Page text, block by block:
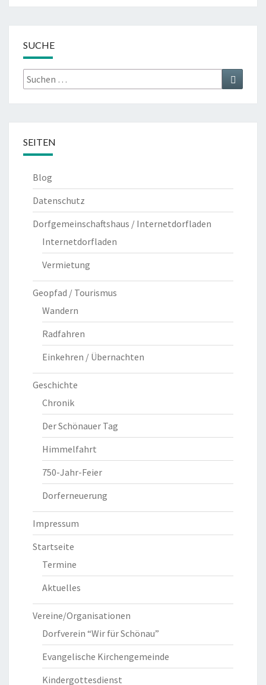
SUCHE
Suche
nach:
SEITEN
Blog
Datenschutz
Dorfgemeinschaftshaus / Internetdorfladen
Internetdorfladen
Vermietung
Geopfad / Tourismus
Wandern
Radfahren
Einkehren / Übernachten
Geschichte
Chronik
Der Schönauer Tag
Himmelfahrt
750-Jahr-Feier
Dorferneuerung
Impressum
Startseite
Termine
Aktuelles
Vereine/Organisationen
Dorfverein “Wir für Schönau”
Evangelische Kirchengemeinde
Kindergottesdienst